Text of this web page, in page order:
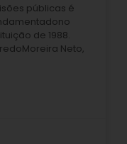
públicas é
de 1988.
Neto,